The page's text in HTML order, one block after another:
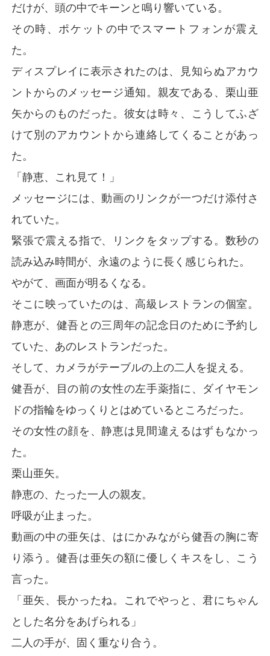
だけが、頭の中でキーンと鳴り響いている。
その時、ポケットの中でスマートフォンが震え
た。
ディスプレイに表示されたのは、見知らぬアカウ
ントからのメッセージ通知。親友である、栗山亜
矢からのものだった。彼女は時々、こうしてふざ
けて別のアカウントから連絡してくることがあっ
た。
「静恵、これ見て！」
メッセージには、動画のリンクが一つだけ添付さ
れていた。
緊張で震える指で、リンクをタップする。数秒の
読み込み時間が、永遠のように長く感じられた。
やがて、画面が明るくなる。
そこに映っていたのは、高級レストランの個室。
静恵が、健吾との三周年の記念日のために予約し
ていた、あのレストランだった。
そして、カメラがテーブルの上の二人を捉える。
健吾が、目の前の女性の左手薬指に、ダイヤモン
ドの指輪をゆっくりとはめているところだった。
その女性の顔を、静恵は見間違えるはずもなかっ
た。
栗山亜矢。
静恵の、たった一人の親友。
呼吸が止まった。
動画の中の亜矢は、はにかみながら健吾の胸に寄
り添う。健吾は亜矢の額に優しくキスをし、こう
言った。
「亜矢、長かったね。これでやっと、君にちゃん
とした名分をあげられる」
二人の手が、固く重なり合う。